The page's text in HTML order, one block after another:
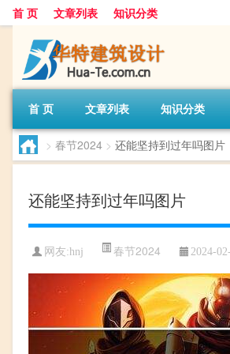
首 页 文章列表 知识分类
首 页 文章列表 知识分类
> 春节2024 > 还能坚持到过年吗图片
还能坚持到过年吗图片
网友:hnj 春节2024 2024-